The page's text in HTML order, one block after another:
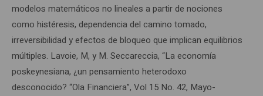
modelos matemáticos no lineales a partir de nociones
como histéresis, dependencia del camino tomado,
irreversibilidad y efectos de bloqueo que implican equilibrios
múltiples. Lavoie, M, y M. Seccareccia, “La economía
poskeynesiana, ¿un pensamiento heterodoxo
desconocido? “Ola Financiera”, Vol 15 No. 42, Mayo-